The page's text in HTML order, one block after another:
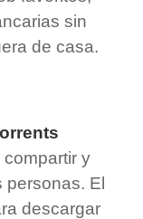
sin
de casa.
y
personas. El
descargar